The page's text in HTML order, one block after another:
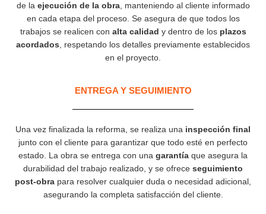
de la ejecución de la obra, manteniendo al cliente informado
en cada etapa del proceso. Se asegura de que todos los
trabajos se realicen con alta calidad y dentro de los plazos
acordados , respetando los detalles previamente establecidos
en el proyecto.
ENTREGA Y SEGUIMIENTO
Una vez finalizada la reforma, se realiza una inspección final
junto con el cliente para garantizar que todo esté en perfecto
estado. La obra se entrega con una garantía que asegura la
durabilidad del trabajo realizado, y se ofrece seguimiento
post-obra para resolver cualquier duda o necesidad adicional,
asegurando la completa satisfacción del cliente.